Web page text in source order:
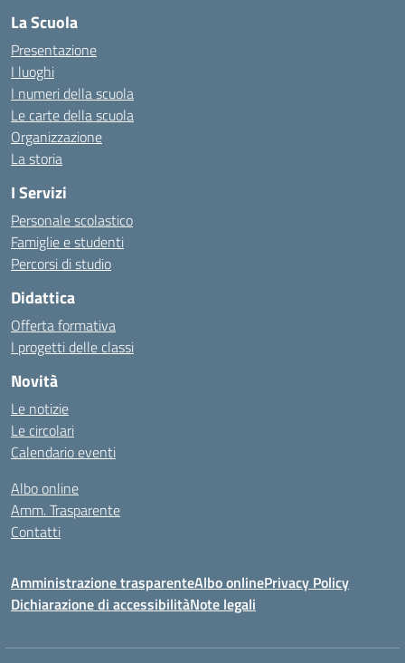
La Scuola
Presentazione
I luoghi
I numeri della scuola
Le carte della scuola
Organizzazione
La storia
I Servizi
Personale scolastico
Famiglie e studenti
Percorsi di studio
Didattica
Offerta formativa
I progetti delle classi
Novità
Le notizie
Le circolari
Calendario eventi
Albo online
Amm. Trasparente
Contatti
Amministrazione trasparenteAlbo onlinePrivacy Policy
Dichiarazione di accessibilitàNote legali